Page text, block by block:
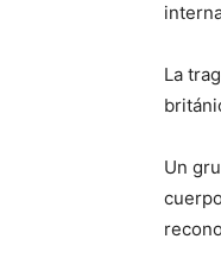
La
Un